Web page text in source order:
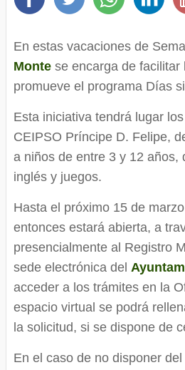
En estas vacaciones de
Monte se encarga de
promueve el programa Días
Esta iniciativa tendrá lugar
CEIPSO Príncipe D. Felipe,
a niños de entre 3 y 12 años,
inglés y juegos.
Hasta el próximo 15 de
entonces estará abierta, a
presencialmente al Registro
sede electrónica del
acceder a los trámites en la
espacio virtual se podrá
la solicitud, si se dispone de
En el caso de no disponer